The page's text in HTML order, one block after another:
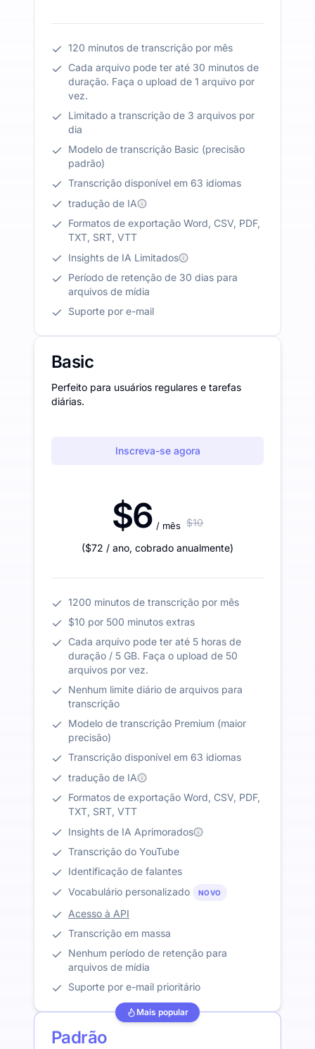
120 minutos de transcrição por mês
Cada arquivo pode ter até 30 minutos de
duração. Faça o upload de 1 arquivo por
vez.
Limitado a transcrição de 3 arquivos por
dia
Modelo de transcrição Basic (precisão
padrão)
Transcrição disponível em 63 idiomas
tradução de IA
Formatos de exportação Word, CSV, PDF,
TXT, SRT, VTT
Insights de IA Limitados
Período de retenção de 30 dias para
arquivos de mídia
Suporte por e-mail
Basic
Perfeito para usuários regulares e tarefas
diárias.
Inscreva-se agora
$6 / mês $10
($72 / ano, cobrado anualmente)
1200 minutos de transcrição por mês
$10 por 500 minutos extras
Cada arquivo pode ter até 5 horas de
duração / 5 GB. Faça o upload de 50
arquivos por vez.
Nenhum limite diário de arquivos para
transcrição
Modelo de transcrição Premium (maior
precisão)
Transcrição disponível em 63 idiomas
tradução de IA
Formatos de exportação Word, CSV, PDF,
TXT, SRT, VTT
Insights de IA Aprimorados
Transcrição do YouTube
Identificação de falantes
Vocabulário personalizado
NOVO
Acesso à API
Transcrição em massa
Nenhum período de retenção para
arquivos de mídia
Suporte por e-mail prioritário
Mais popular
Padrão